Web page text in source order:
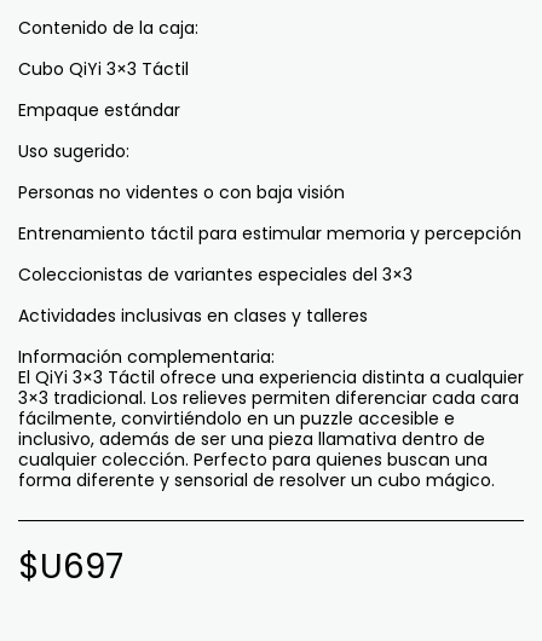
Contenido de la caja:
Cubo QiYi 3×3 Táctil
Empaque estándar
Uso sugerido:
Personas no videntes o con baja visión
Entrenamiento táctil para estimular memoria y percepción
Coleccionistas de variantes especiales del 3×3
Actividades inclusivas en clases y talleres
Información complementaria:
El QiYi 3×3 Táctil ofrece una experiencia distinta a cualquier
3×3 tradicional. Los relieves permiten diferenciar cada cara
fácilmente, convirtiéndolo en un puzzle accesible e
inclusivo, además de ser una pieza llamativa dentro de
cualquier colección. Perfecto para quienes buscan una
forma diferente y sensorial de resolver un cubo mágico.
$U697